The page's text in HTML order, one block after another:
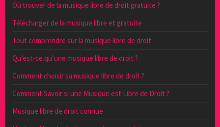
Où trouver de la musique libre de droit gratuite ?
Télécharger de la musique libre et gratuite
Tout comprendre sur la musique libre de droit
Qu’est-ce qu’une musique libre de droit ?
Comment choisir sa musique libre de droit ?
Comment Savoir si une Musique est Libre de Droit ?
Musique libre de droit connue